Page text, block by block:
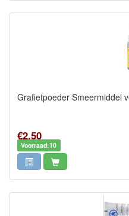
Grafietpoeder Smeermiddel
€2,50
Voorraad:10